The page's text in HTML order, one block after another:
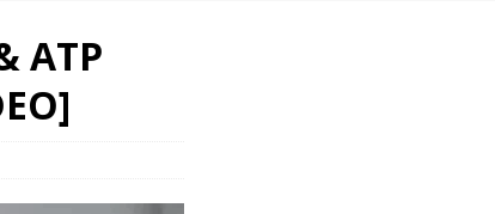
ATP